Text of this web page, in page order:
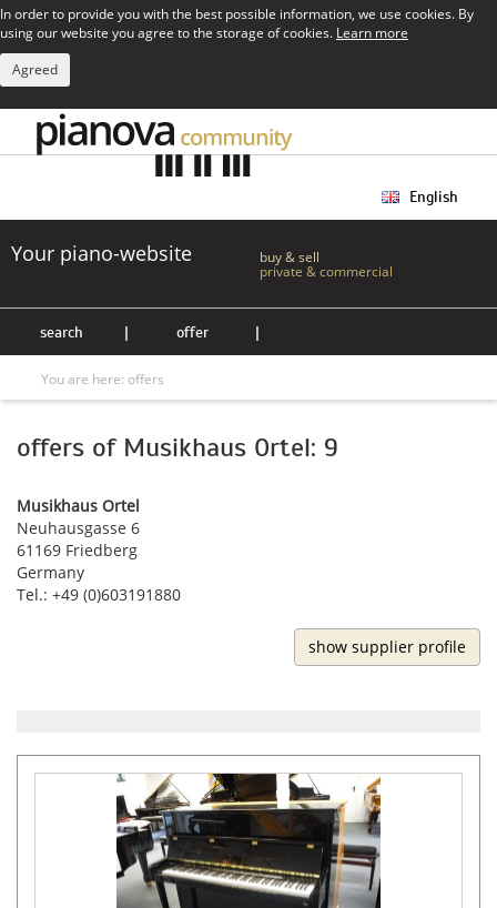
In order to provide you with the best possible information, we use cookies. By
using our website you agree to the storage of cookies. Learn more
Agreed
English
Your piano-website buy & sell
private & commercial
search | offer |
You are here: offers
offers of Musikhaus Ortel: 9
Musikhaus Ortel
Neuhausgasse 6
61169 Friedberg
Germany
Tel.: +49 (0)603191880
show supplier profile